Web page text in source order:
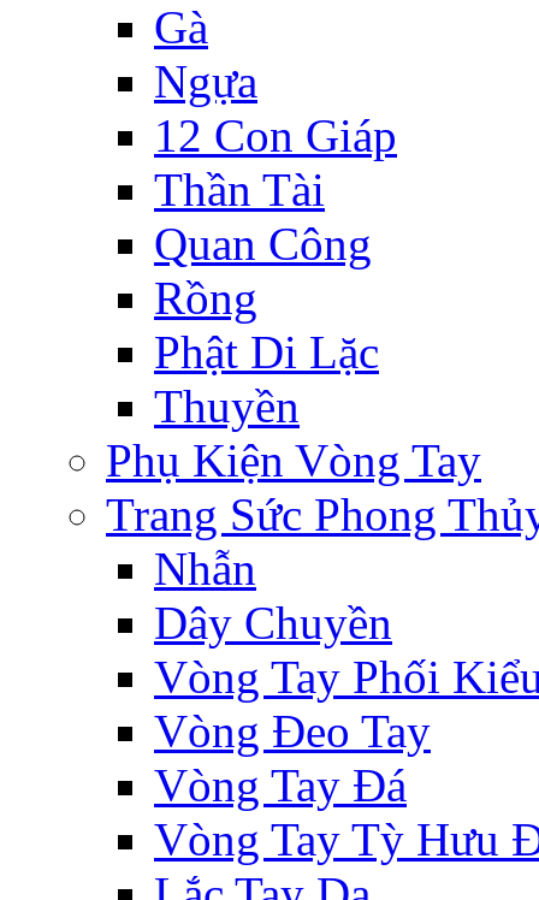
Gà
Ngựa
12 Con Giáp
Thần Tài
Quan Công
Rồng
Phật Di Lặc
Thuyền
Phụ Kiện Vòng Tay
Trang Sức Phong
Nhẫn
Dây Chuyền
Vòng Tay Phối
Vòng Đeo Tay
Vòng Tay Đá
Vòng Tay Tỳ Hưu